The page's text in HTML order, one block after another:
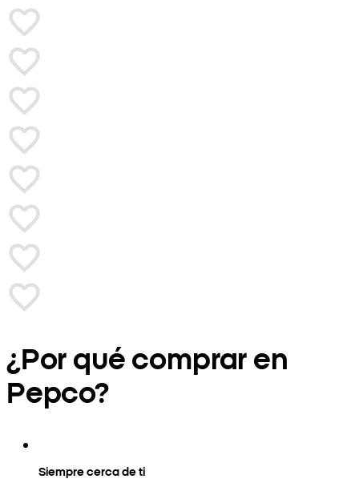
¿Por qué comprar en
Pepco?
Siempre cerca de ti